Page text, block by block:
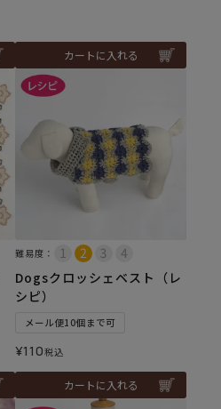
カートに入れる
難易度：
Dogsクロッシェベスト（レ
シピ）
メール便10個まで可
¥110税込
カートに入れる